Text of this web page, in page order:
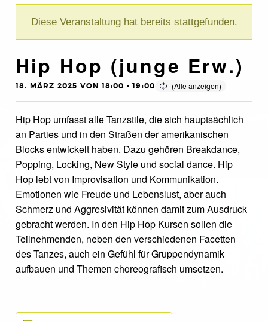
Diese Veranstaltung hat bereits stattgefunden.
Hip Hop (junge Erw.)
18. MÄRZ 2025 VON 18:00 -19:00
Hip Hop umfasst alle Tanzstile, die sich hauptsächlich
an Parties und in den Straßen der amerikanischen
Blocks entwickelt haben. Dazu gehören Breakdance,
Popping, Locking, New Style und social dance. Hip
Hop lebt von Improvisation und Kommunikation.
Emotionen wie Freude und Lebenslust, aber auch
Schmerz und Aggresivität können damit zum Ausdruck
gebracht werden. In den Hip Hop Kursen sollen die
Teilnehmenden, neben den verschiedenen Facetten
des Tanzes, auch ein Gefühl für Gruppendynamik
aufbauen und Themen choreografisch umsetzen.